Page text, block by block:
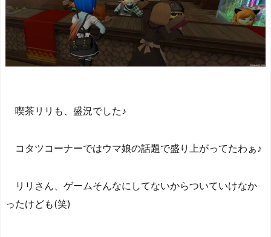
喫茶リリも、盛況でした♪
コタツコーナーではウマ娘の話題で盛り上がってたわぁ♪
リリさん、ゲームそんなにしてないからついていけなか
ったけども(笑)